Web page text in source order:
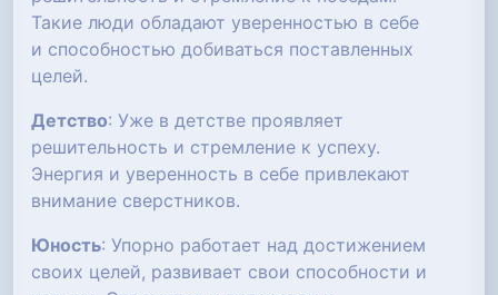
Такие люди обладают уверенностью в себе
и способностью добиваться поставленных
целей.
Детство: Уже в детстве проявляет
решительность и стремление к успеху.
Энергия и уверенность в себе привлекают
внимание сверстников.
Юность: Упорно работает над достижением
своих целей, развивает свои способности и